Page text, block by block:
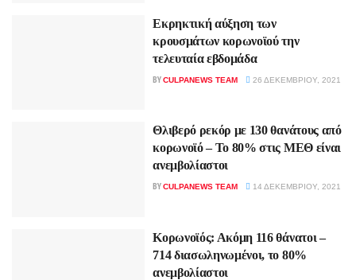
Εκρηκτική αύξηση των
κρουσμάτων κορωνοϊού την
τελευταία εβδομάδα
BYCULPANEWS TEAM 26 ΔΕΚΕΜΒΡΊΟΥ, 2021
Θλιβερό ρεκόρ με 130 θανάτους από
κορωνοϊό – Το 80% στις ΜΕΘ είναι
ανεμβολίαστοι
BYCULPANEWS TEAM 14 ΔΕΚΕΜΒΡΊΟΥ, 2021
Κορωνοϊός: Ακόμη 116 θάνατοι –
714 διασωληνωμένοι, το 80%
ανεμβολίαστοι